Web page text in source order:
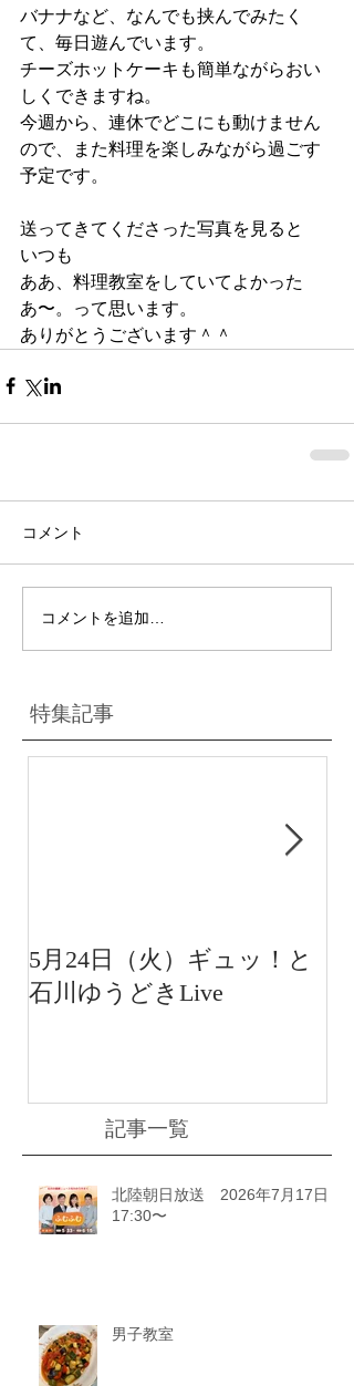
バナナなど、なんでも挟んでみたく
て、毎日遊んでいます。
チーズホットケーキも簡単ながらおい
しくできますね。
今週から、連休でどこにも動けません
ので、また料理を楽しみながら過ごす
予定です。
送ってきてくださった写真を見ると
いつも
ああ、料理教室をしていてよかった
あ〜。って思います。
ありがとうございます＾＾
コメント
コメントを追加…
特集記事
5月24日（火）ギュッ！と
石川ゆうどきLive
記事一覧
北陸朝日放送 2026年7月17日
17:30〜
男子教室